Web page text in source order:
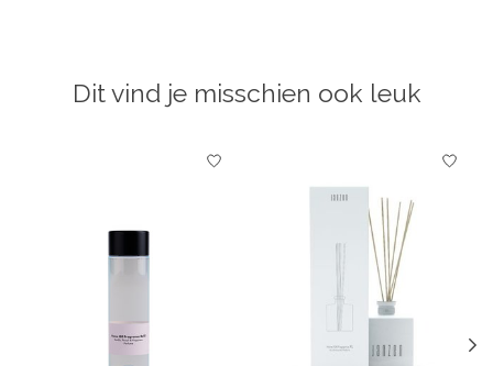
Dit vind je misschien ook leuk
Items van productcarrousel